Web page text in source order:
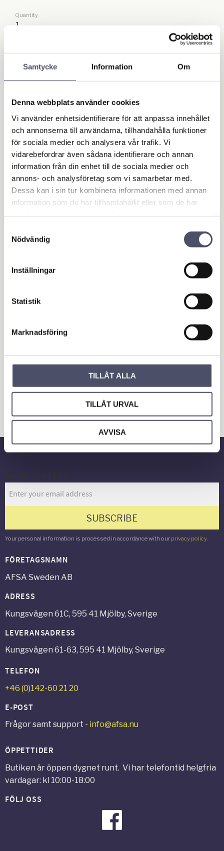
Samtycke Information Om
Denna webbplats använder cookies
Vi använder enhetsidentifierare för att anpassa innehållet
och annonserna till användarna, tillhandahålla funktioner
för sociala medier och analysera vår trafik. Vi
vidarebefordrar även sådana identifierare och annan
information från din enhet till de sociala medier och
annons- och analysföretag som vi samarbetar med.
Dessa kan i sin tur kombinera informationen med annan
information som du har tillhandahållit eller som de har
Nödvändig
Inställningar
Statistik
Marknadsföring
TILLÅT ALLA
TILLÅT URVAL
AVVISA
Quantity
BUY Add to
Write a review!
Axel innebär den delen över midjan innan gängan
Reviews
You
Garage- & Fordonsutrustning
Hus & Hem
SUBSCRIBE
Your personal information is processed in accordance with our privacy policy.
FÖRETAGSNAMN
AFSA Sweden AB
ADRESS
Kungsvägen 61C, 595 41 Mjölby, Sverige
LEVERANSADRESS
Kungsvägen 61-63, 595 41 Mjölby, Sverige
TELEFON
+46 (0)142-60 21 20
E-POST
Frågor samt support - info@afsa.nu
ÖPPETTIDER
Butiken är öppen dygnet runt. Vi har telefontid helgfria
vardagar: kl 10:00-18:00
FÖLJ OSS